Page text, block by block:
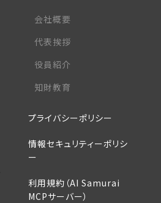
会社概要
代表挨拶
役員紹介
知財教育
プライバシーポリシー
情報セキュリティーポリシ
ー
利用規約（AI Samurai
MCPサーバー）